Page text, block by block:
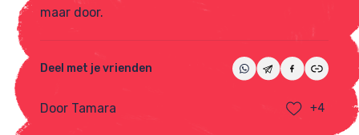
maar door.
Deel met je vrienden
Door Tamara +4